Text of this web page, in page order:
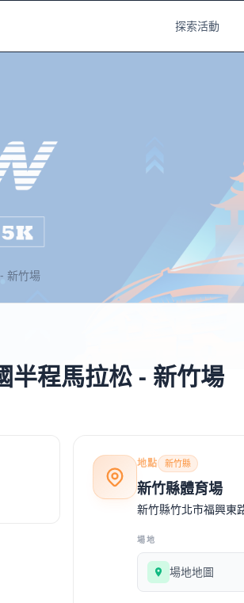
探索活動
新竹場
半程馬拉松 - 新竹場
地點 新竹縣
新竹縣體育場
新竹縣竹北市福興東
場地
場地地圖